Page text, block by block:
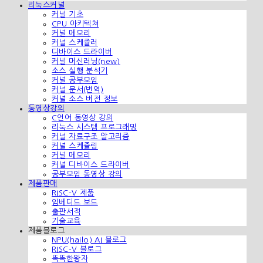
리눅스커널
커널 기초
CPU 아키텍쳐
커널 메모리
커널 스케쥴러
디바이스 드라이버
커널 머신러닝(new)
소스 실행 분석기
커널 공부모임
커널 문서(번역)
커널 소스 버전 정보
동영상강의
C언어 동영상 강의
리눅스 시스템 프로그래밍
커널 자료구조 알고리즘
커널 스케쥴링
커널 메모리
커널 디바이스 드라이버
공부모임 동영상 강의
제품판매
RISC-V 제품
임베디드 보드
출판서적
기술교육
제품블로그
NPU(hailo) AI 블로그
RISC-V 블로그
똑똑한왕자